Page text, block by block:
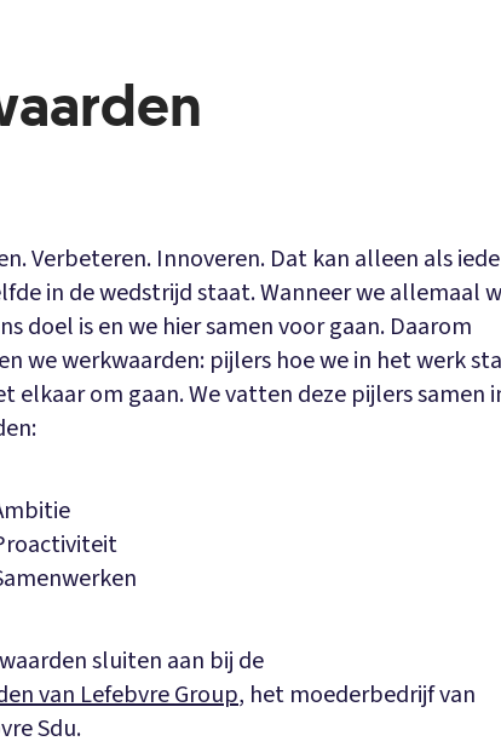
Verbeteren. Innoveren. Dat kan alleen als
in de wedstrijd staat. Wanneer we allemaal
doel is en we hier samen voor gaan. Daarom
we werkwaarden: pijlers hoe we in het werk
elkaar om gaan. We vatten deze pijlers samen
sluiten aan bij de
van Lefebvre Group, het moederbedrijf van
Sdu.